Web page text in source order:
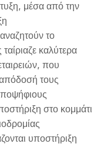
μέσα από την
το
καλύτερα
που
τους
στο κομμάτι
υποστήριξη